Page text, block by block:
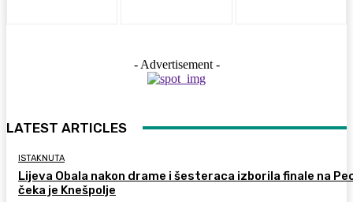
- Advertisement -
LATEST ARTICLES
ISTAKNUTA
Lijeva Obala nakon drame i šesteraca izborila finale na
čeka je Knešpolje